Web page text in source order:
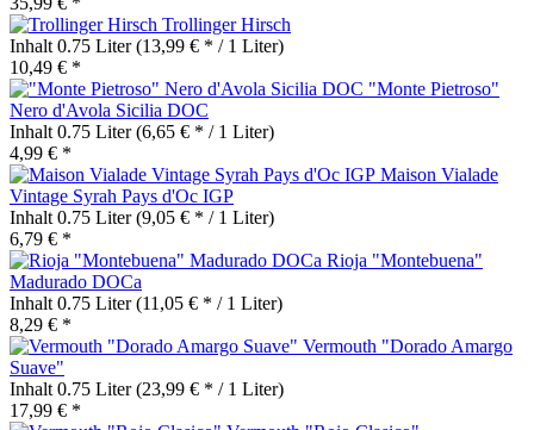
Trollinger Hirsch
Inhalt 0.75 Liter(13,99 € * / 1 Liter)
10,49 € *
"Monte Pietroso"
Nero d'Avola Sicilia DOC
Inhalt 0.75 Liter(6,65 € * / 1 Liter)
4,99 € *
Maison Vialade
Vintage Syrah Pays d'Oc IGP
Inhalt 0.75 Liter(9,05 € * / 1 Liter)
6,79 € *
Rioja "Montebuena"
Madurado DOCa
Inhalt 0.75 Liter(11,05 € * / 1 Liter)
8,29 € *
Vermouth "Dorado Amargo
Suave"
Inhalt 0.75 Liter(23,99 € * / 1 Liter)
17,99 € *